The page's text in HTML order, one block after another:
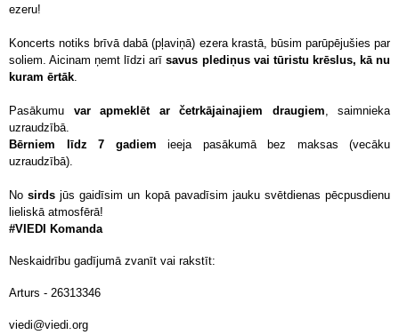
ezeru!
Koncerts notiks brīvā dabā (pļaviņā) ezera krastā, būsim parūpējušies par
soliem. Aicinam ņemt līdzi arī savus plediņus vai tūristu krēslus, kā nu
kuram ērtāk.
Pasākumu var apmeklēt ar četrkājainajiem draugiem, saimnieka
uzraudzībā.
Bērniem līdz 7 gadiem
ieeja pasākumā bez maksas (vecāku
uzraudzībā).
No sirds jūs gaidīsim un kopā pavadīsim jauku svētdienas pēcpusdienu
lieliskā atmosfērā!
#VIEDI Komanda
Neskaidrību gadījumā zvanīt vai rakstīt:
Arturs - 26313346
viedi@viedi.org